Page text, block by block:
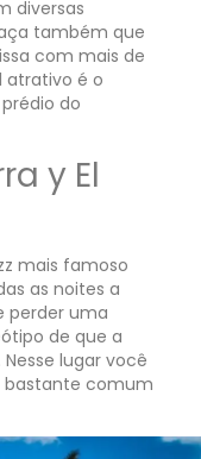
diversas
também que
com mais de
atrativo é o
do
y El
mais famoso
as noites a
perder uma
de que a
lugar você
comum